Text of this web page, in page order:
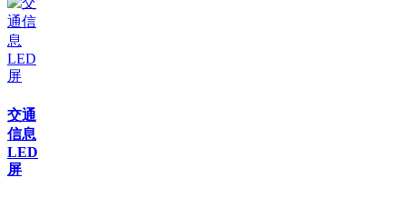
交通
信息
LED
屏